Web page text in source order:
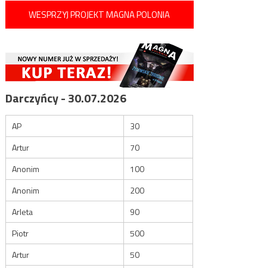
WESPRZYJ PROJEKT MAGNA POLONIA
Darczyńcy - 30.07.2026
AP
30
Artur
70
Anonim
100
Anonim
200
Arleta
90
Piotr
500
Artur
50